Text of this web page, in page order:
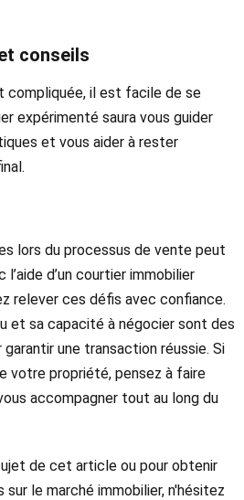
conseils
compliquée, il est facile de se
expérimenté saura vous guider
et vous aider à rester
lors du processus de vente peut
d’un courtier immobilier
relever ces défis avec confiance.
et sa capacité à négocier sont des
une transaction réussie. Si
votre propriété, pensez à faire
accompagner tout au long du
de cet article ou pour obtenir
le marché immobilier, n'hésitez